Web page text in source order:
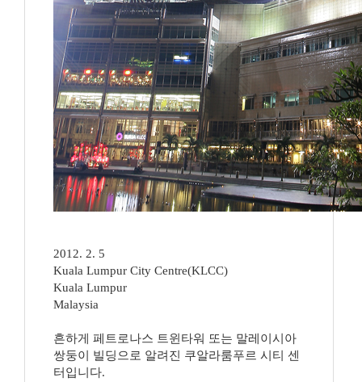
2012. 2. 5
Kuala Lumpur City Centre(KLCC)
Kuala Lumpur
Malaysia
흔하게 페트로나스 트윈타워 또는 말레이시아
쌍둥이 빌딩으로 알려진 쿠알라룸푸르 시티 센
터입니다.